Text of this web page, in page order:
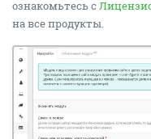
ознакомьтесь с
на все продукты.